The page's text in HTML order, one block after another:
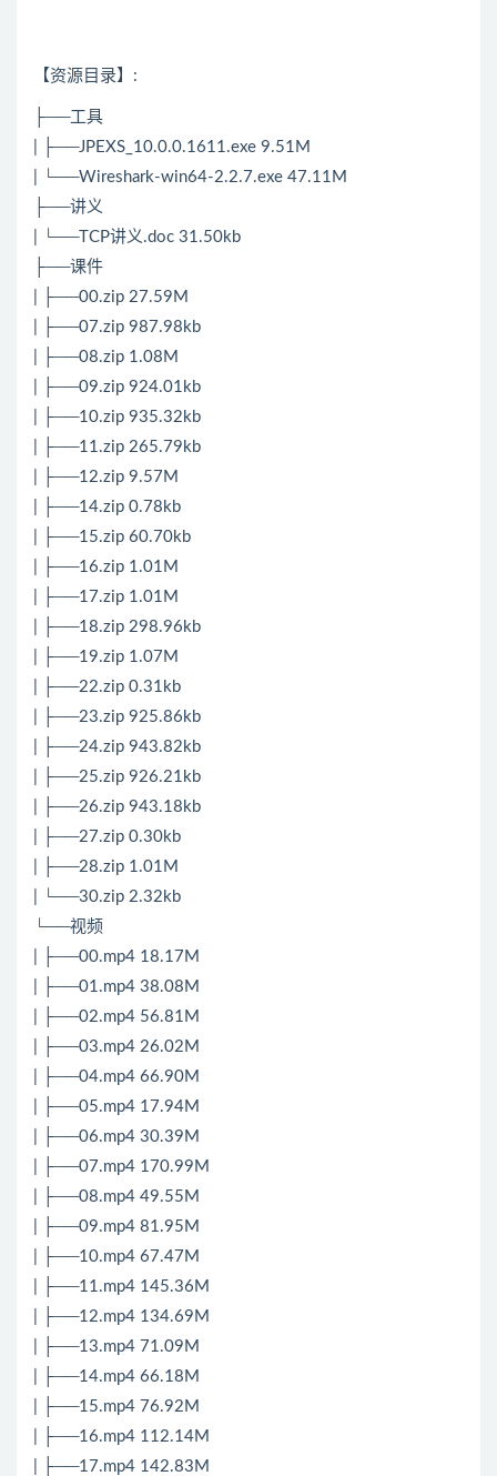
【资源目录】:
├──工具
| ├──JPEXS_10.0.0.1611.exe 9.51M
| └──Wireshark-win64-2.2.7.exe 47.11M
├──讲义
| └──TCP讲义.doc 31.50kb
├──课件
| ├──00.zip 27.59M
| ├──07.zip 987.98kb
| ├──08.zip 1.08M
| ├──09.zip 924.01kb
| ├──10.zip 935.32kb
| ├──11.zip 265.79kb
| ├──12.zip 9.57M
| ├──14.zip 0.78kb
| ├──15.zip 60.70kb
| ├──16.zip 1.01M
| ├──17.zip 1.01M
| ├──18.zip 298.96kb
| ├──19.zip 1.07M
| ├──22.zip 0.31kb
| ├──23.zip 925.86kb
| ├──24.zip 943.82kb
| ├──25.zip 926.21kb
| ├──26.zip 943.18kb
| ├──27.zip 0.30kb
| ├──28.zip 1.01M
| └──30.zip 2.32kb
└──视频
| ├──00.mp4 18.17M
| ├──01.mp4 38.08M
| ├──02.mp4 56.81M
| ├──03.mp4 26.02M
| ├──04.mp4 66.90M
| ├──05.mp4 17.94M
| ├──06.mp4 30.39M
| ├──07.mp4 170.99M
| ├──08.mp4 49.55M
| ├──09.mp4 81.95M
| ├──10.mp4 67.47M
| ├──11.mp4 145.36M
| ├──12.mp4 134.69M
| ├──13.mp4 71.09M
| ├──14.mp4 66.18M
| ├──15.mp4 76.92M
| ├──16.mp4 112.14M
| ├──17.mp4 142.83M